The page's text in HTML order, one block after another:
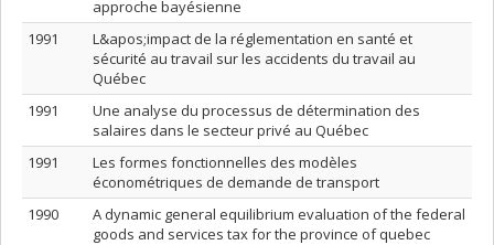
approche bayésienne
1991
L&apos;impact de la réglementation en santé et
sécurité au travail sur les accidents du travail au
Québec
1991
Une analyse du processus de détermination des
salaires dans le secteur privé au Québec
1991
Les formes fonctionnelles des modèles
économétriques de demande de transport
1990
A dynamic general equilibrium evaluation of the federal
goods and services tax for the province of quebec